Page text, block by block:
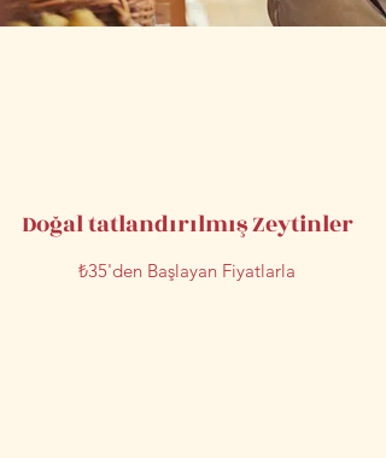
Doğal tatlandırılmış Zeytinler
₺35'den Başlayan Fiyatlarla